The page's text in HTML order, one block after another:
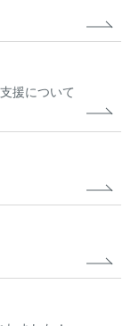
援について